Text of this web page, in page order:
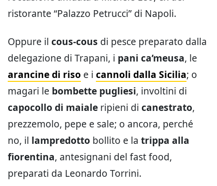
ristorante “Palazzo Petrucci” di Napoli.
Oppure il cous-cous di pesce preparato dalla
delegazione di Trapani, i pani ca’meusa, le
arancine di riso e i cannoli dalla Sicilia; o
magari le bombette pugliesi, involtini di
capocollo di maiale ripieni di canestrato,
prezzemolo, pepe e sale; o ancora, perché
no, il lampredotto bollito e la trippa alla
fiorentina, antesignani del fast food,
preparati da Leonardo Torrini.